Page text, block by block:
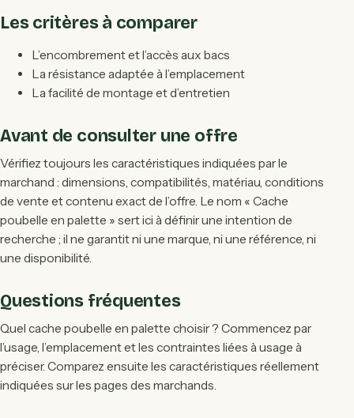
Les critères à comparer
L’encombrement et l’accès aux bacs
La résistance adaptée à l’emplacement
La facilité de montage et d’entretien
Avant de consulter une offre
Vérifiez toujours les caractéristiques indiquées par le
marchand : dimensions, compatibilités, matériau, conditions
de vente et contenu exact de l’offre. Le nom « Cache
poubelle en palette » sert ici à définir une intention de
recherche ; il ne garantit ni une marque, ni une référence, ni
une disponibilité.
Questions fréquentes
Quel cache poubelle en palette choisir ? Commencez par
l’usage, l’emplacement et les contraintes liées à usage à
préciser. Comparez ensuite les caractéristiques réellement
indiquées sur les pages des marchands.